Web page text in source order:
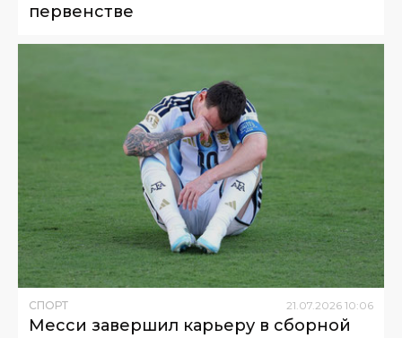
первенстве
СПОРТ 21 07 2026 10:06
Месси завершил карьеру в сборной